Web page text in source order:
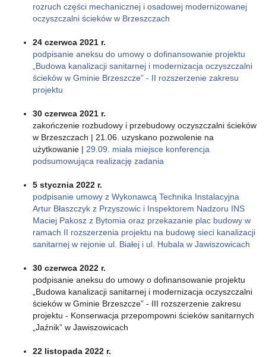
rozruch części mechanicznej i osadowej modernizowanej
oczyszczalni ścieków w Brzeszczach
24 czerwca 2021 r.
podpisanie aneksu do umowy o dofinansowanie projektu
„Budowa kanalizacji sanitarnej i modernizacja oczyszczalni
ścieków w Gminie Brzeszcze” - II rozszerzenie zakresu
projektu
30 czerwca 2021 r.
zakończenie rozbudowy i przebudowy oczyszczalni ścieków
w Brzeszczach | 21.06. uzyskano pozwolenie na
użytkowanie | 29.09. miała miejsce konferencja
podsumowująca realizację zadania
5 stycznia 2022 r.
podpisanie umowy z Wykonawcą Technika Instalacyjna
Artur Błaszczyk z Przyszowic i Inspektorem Nadzoru INS
Maciej Pakosz z Bytomia oraz przekazanie plac budowy w
ramach II rozszerzenia projektu na budowę sieci kanalizacji
sanitarnej w rejonie ul. Białej i ul. Hubala w Jawiszowicach
30 czerwca 2022 r.
podpisanie aneksu do umowy o dofinansowanie projektu
„Budowa kanalizacji sanitarnej i modernizacja oczyszczalni
ścieków w Gminie Brzeszcze” - III rozszerzenie zakresu
projektu - Konserwacja przepompowni ścieków sanitarnych
„Jaźnik” w Jawiszowicach
22 listopada 2022 r.